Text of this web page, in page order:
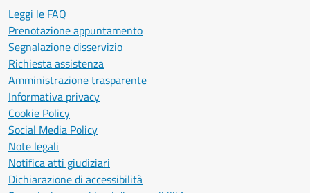
Leggi le FAQ
Prenotazione appuntamento
Segnalazione disservizio
Richiesta assistenza
Amministrazione trasparente
Informativa privacy
Cookie Policy
Social Media Policy
Note legali
Notifica atti giudiziari
Dichiarazione di accessibilità